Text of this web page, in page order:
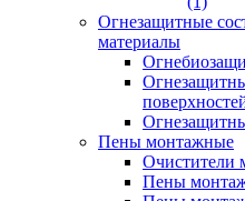
Огнезащитные
материалы
Пены монтажные
Очистители
Пены